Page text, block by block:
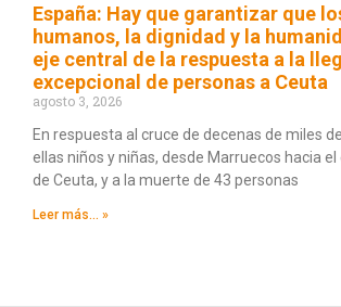
España: Hay que garantizar que
humanos, la dignidad y la
eje central de la respuesta a la
excepcional de personas a Ceuta
agosto 3, 2026
En respuesta al cruce de decenas de miles
ellas niños y niñas, desde Marruecos hacia el
de Ceuta, y a la muerte de 43 personas
Leer más... »